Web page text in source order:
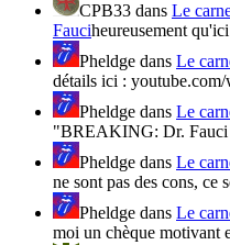
CPB33 dans Le
Fauciheureusement
Pheldge dans Le
détails ici :
Pheldge dans Le
"BREAKING: Dr. Fauci
Pheldge dans Le
ne sont pas des cons, ce
Pheldge dans Le
moi un chèque motivant